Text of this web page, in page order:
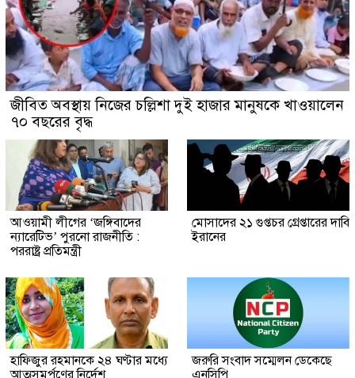
জীবিত অবস্থায় নিজের চল্লিশা দুই হাজার মানুষকে খাওয়ালেন
৭০ বছরের বৃদ্ধ
আওয়ামী লীগের ‘জঙ্গিবাদের
ন্যারেটিভ’ পুরনো রাজনীতি :
পররাষ্ট্র প্রতিমন্ত্রী
মোসাদের ২১ গুপ্তচর গ্রেপ্তারের দাবি
ইরানের
হাফিজুর রহমানকে ২৪ ঘণ্টার মধ্যে
আত্মসমর্পণের নির্দেশ
জরুরি সংবাদ সম্মেলন ডেকেছে
এনসিপি